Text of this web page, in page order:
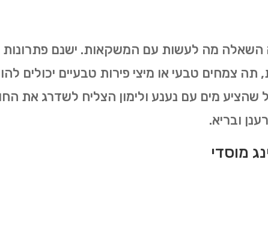
השאלה מה לעשות עם המשקאות. ישנם פתרונות
צמחים טבעי או מיצי פירות טבעיים יכולים
שהציע מים עם נענע ולימון הצליח לשדרג את
ובריא.
מוסדי